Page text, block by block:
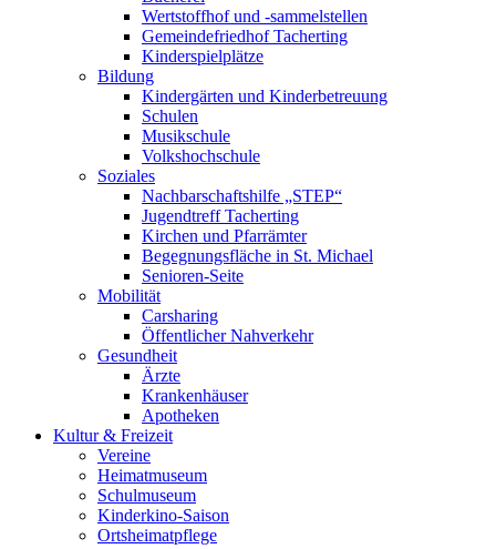
Wertstoffhof und -sammelstellen
Gemeindefriedhof Tacherting
Kinderspielplätze
Bildung
Kindergärten und Kinderbetreuung
Schulen
Musikschule
Volkshochschule
Soziales
Nachbarschaftshilfe „STEP“
Jugendtreff Tacherting
Kirchen und Pfarrämter
Begegnungsfläche in St. Michael
Senioren-Seite
Mobilität
Carsharing
Öffentlicher Nahverkehr
Gesundheit
Ärzte
Krankenhäuser
Apotheken
Kultur & Freizeit
Vereine
Heimatmuseum
Schulmuseum
Kinderkino-Saison
Ortsheimatpflege